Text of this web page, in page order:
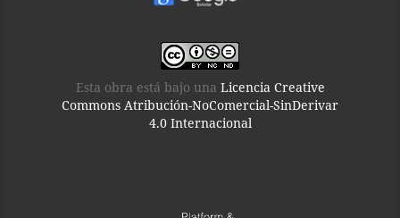
Esta obra está bajo una Licencia Creative
Commons Atribución-NoComercial-SinDerivar
4.0 Internacional